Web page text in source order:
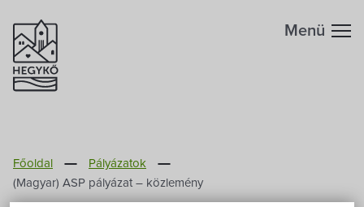
Menü
Főoldal
Pályázatok
(Magyar) ASP pályázat – közlemény